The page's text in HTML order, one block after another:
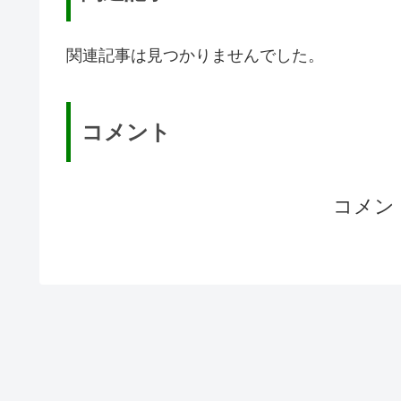
関連記事は見つかりませんでした。
コメント
コメン